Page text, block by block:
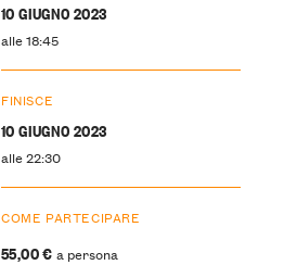
10 GIUGNO 2023
alle 18:45
FINISCE
10 GIUGNO 2023
alle 22:30
COME PARTECIPARE
55,00 € a persona